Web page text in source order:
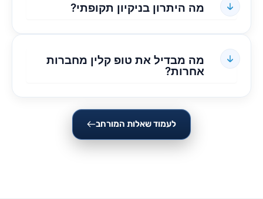
מה היתרון בניקיון תקופתי?
מה מבדיל את טופ קלין מחברות
אחרות?
לעמוד שאלות המורחב